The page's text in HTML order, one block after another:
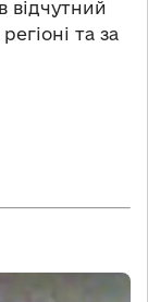
та за